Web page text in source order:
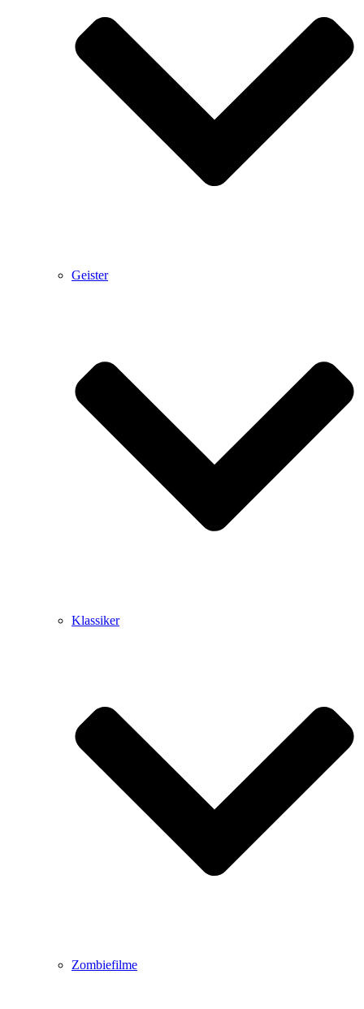
Geister
Klassiker
Zombiefilme